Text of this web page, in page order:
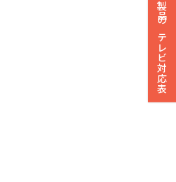
製品のテレビ対応表